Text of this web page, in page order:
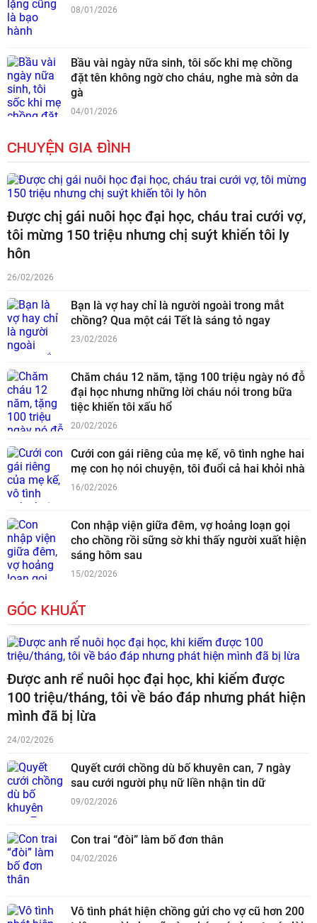
08/01/2026
Bầu vài ngày nữa sinh, tôi sốc khi mẹ chồng
đặt tên không ngờ cho cháu, nghe mà sởn da
gà
04/01/2026
CHUYỆN GIA ĐÌNH
Được chị gái nuôi học đại học, cháu trai cưới vợ,
tôi mừng 150 triệu nhưng chị suýt khiến tôi ly
hôn
26/02/2026
Bạn là vợ hay chỉ là người ngoài trong mắt
chồng? Qua một cái Tết là sáng tỏ ngay
23/02/2026
Chăm cháu 12 năm, tặng 100 triệu ngày nó đỗ
đại học nhưng những lời cháu nói trong bữa
tiệc khiến tôi xấu hổ
20/02/2026
Cưới con gái riêng của mẹ kế, vô tình nghe hai
mẹ con họ nói chuyện, tôi đuổi cả hai khỏi nhà
16/02/2026
Con nhập viện giữa đêm, vợ hoảng loạn gọi
cho chồng rồi sững sờ khi thấy người xuất hiện
sáng hôm sau
15/02/2026
GÓC KHUẤT
Được anh rể nuôi học đại học, khi kiếm được
100 triệu/tháng, tôi về báo đáp nhưng phát hiện
mình đã bị lừa
24/02/2026
Quyết cưới chồng dù bố khuyên can, 7 ngày
sau cưới người phụ nữ liền nhận tin dữ
09/02/2026
Con trai “đòi” làm bố đơn thân
04/02/2026
Vô tình phát hiện chồng gửi cho vợ cũ hơn 200